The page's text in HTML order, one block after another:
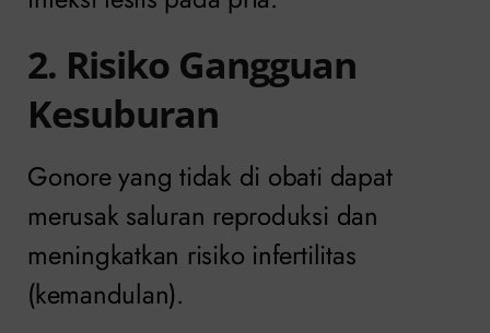
2. Risiko Gangguan
Kesuburan
Gonore yang tidak di obati dapat
merusak saluran reproduksi dan
meningkatkan risiko infertilitas
(kemandulan).